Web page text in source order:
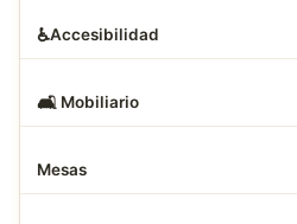
♿Accesibilidad
🛋 ️ Mobiliario
Mesas